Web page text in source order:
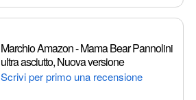
Marchio Amazon - Mama Bear Pannolini
ultra asciutto, Nuova versione
Scrivi per primo una recensione